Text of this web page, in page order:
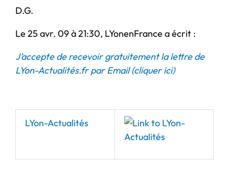
D.G.
Le 25 avr. 09 à 21:30, LYonenFrance a écrit :
J’accepte de recevoir gratuitement la lettre de
LYon-Actualités.fr par Email (cliquer ici)
LYon-Actualités